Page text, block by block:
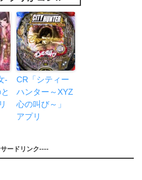
-
CR「シティー
ハンター～XYZ
心の叫び～」
アプリ
ードリンク----